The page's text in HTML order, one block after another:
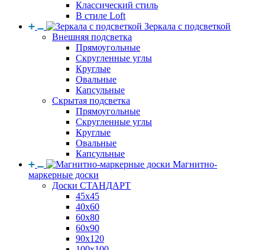
Классический стиль
В стиле Loft
Зеркала с подсветкой
Внешняя подсветка
Прямоугольные
Скругленные углы
Круглые
Овальные
Капсульные
Скрытая подсветка
Прямоугольные
Скругленные углы
Круглые
Овальные
Капсульные
Магнитно-
маркерные доски
Доски СТАНДАРТ
45x45
40x60
60x80
60x90
90x120